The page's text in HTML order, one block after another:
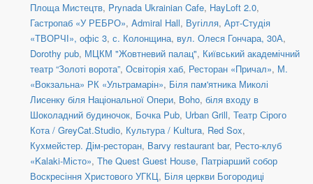
Площа Мистецтв, Prynada Ukrainian Cafe, HayLoft 2.0,
Гастропаб «У РЕБРО», Admiral Hall, Вугілля, Арт-Студія
«ТВОРЧІ», офіс 3, с. Колонщина, вул. Олеся Гончара, 30А,
Dorothy pub, МЦКМ "Жовтневий палац", Київський академічний
театр “Золоті ворота”, Освіторія хаб, Ресторан «Причал», М.
«Вокзальна» РК «Ультрамарін», Біля пам'ятника Миколі
Лисенку біля Національної Опери, Boho, біля входу в
Шоколадний будиночок, Бочка Pub, Urban Grill, Театр Сірого
Кота / GreyCat.Studio, Культура / Kultura, Red Sox,
Кухмейстер. Дім-ресторан, Barvy restaurant bar, Ресто-клуб
«Kalaki-Місто», The Quest Guest House, Патріарший собор
Воскресіння Христового УГКЦ, Біля церкви Богородиці